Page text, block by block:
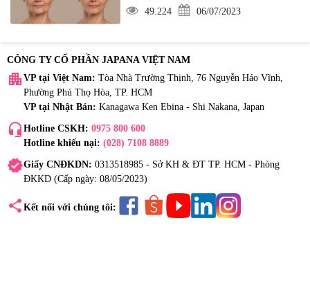
49.224
06/07/2023
CÔNG TY CỔ PHẦN JAPANA VIỆT NAM
apartment VP tại Việt Nam: Tòa Nhà Trường Thịnh, 76 Nguyễn Háo Vĩnh,
Phường Phú Thọ Hòa, TP. HCM
VP tại Nhật Bản: Kanagawa Ken Ebina - Shi Nakana, Japan
headset_mic Hotline CSKH: 0975 800 600
Hotline khiếu nại: (028) 7108 8889
verifiedGiấy CNĐKDN: 0313518985 - Sở KH & ĐT TP. HCM - Phòng
ĐKKD (Cấp ngày: 08/05/2023)
share Kết nối với chúng tôi: